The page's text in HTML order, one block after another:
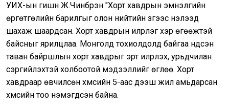
УИХ-ын гишүүн Ж.Чинбүрэн "Хорт хавдрын эмнэлгийн
өргөтгөлийн барилгыг олон нийтийн зүгээс нэлээд
шахаж шаардсан. Хорт хавдрын илрүүлэг хэр өгөөжтэй
байсныг ярилцлаа. Монголд тохиолдолд байгаа үндсэн
таван байршлын хорт хавдрыг эрт илрүүлэх, урьдчилан
сэргийлэхтэй холбоотой мэдээллийг өглөө. Хорт
хавдраар өвчилсөн хүмүүсийн 5-аас дээш жил амьдарсан
хүмүүсийн тоо нэмэгдсэн байна.